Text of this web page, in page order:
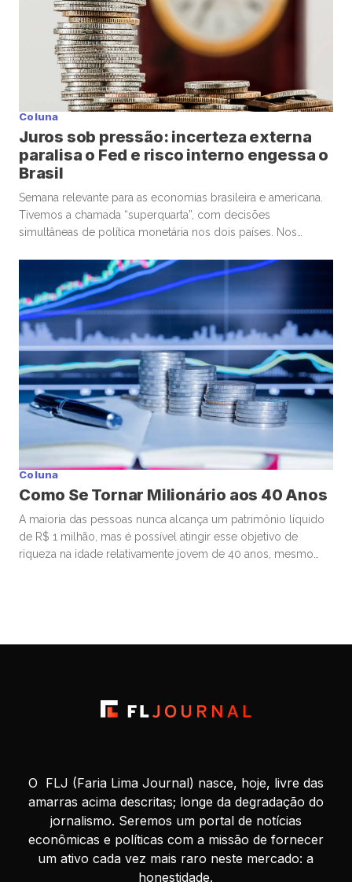
Coluna
Juros sob pressão: incerteza externa
paralisa o Fed e risco interno engessa o
Brasil
Semana relevante para as economias brasileira e americana.
Tivemos a chamada “superquarta”, com decisões
simultâneas de política monetária nos dois países. Nos
de juros. No Brasil, o Banco Central seguiu um caminho
diferente, com um corte marginal, bastante conservador.
Começando pelos Estados Unidos, o ponto […]
Coluna
Como Se Tornar Milionário aos 40 Anos
A maioria das pessoas nunca alcança um patrimônio líquido
de R$ 1 milhão, mas é possível atingir esse objetivo de
riqueza na idade relativamente jovem de 40 anos, mesmo
O FLJ (Faria Lima Journal) nasce, hoje, livre das
amarras acima descritas; longe da degradação do
jornalismo. Seremos um portal de notícias
econômicas e políticas com a missão de fornecer
um ativo cada vez mais raro neste mercado: a
honestidade.